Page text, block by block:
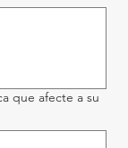
que afecte a su